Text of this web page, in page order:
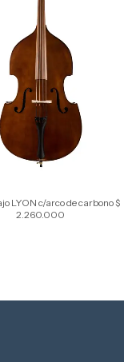
LYON c/arco de carbono $
2.260.000